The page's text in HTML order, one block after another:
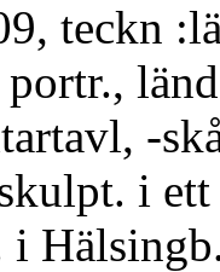
teckn
-
i
i